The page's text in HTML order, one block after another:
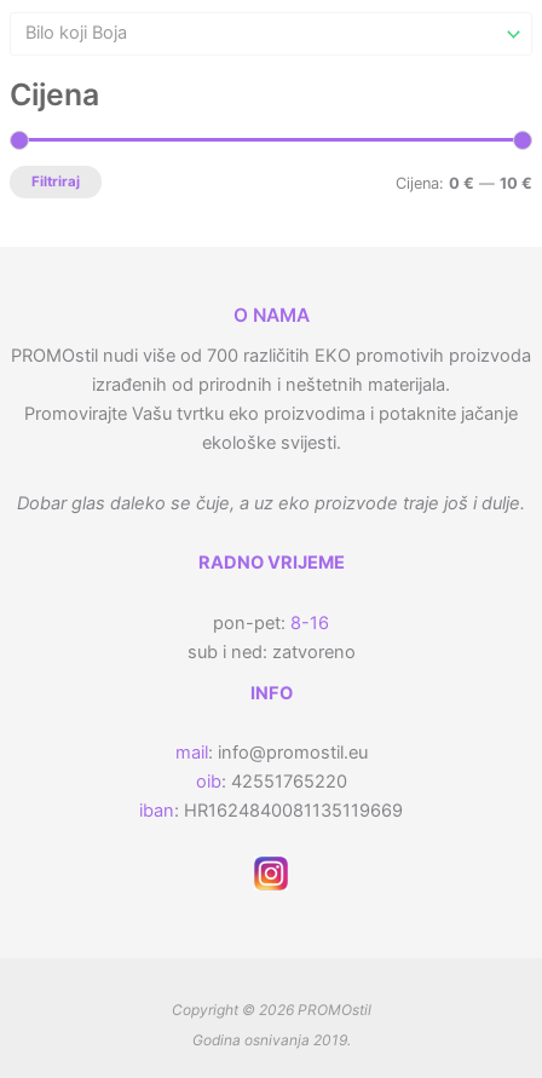
Bilo koji Boja
Cijena
Filtriraj Cijena:0 € —10 €
O NAMA
PROMOstil nudi više od 700 različitih EKO promotivih proizvoda
izrađenih od prirodnih i neštetnih materijala.
Promovirajte Vašu tvrtku eko proizvodima i potaknite jačanje
ekološke svijesti.
Dobar glas daleko se čuje, a uz eko proizvode traje još i dulje.
RADNO VRIJEME
pon-pet: 8-16
sub i ned: zatvoreno
INFO
mail: info@promostil.eu
oib: 42551765220
iban: HR1624840081135119669
Copyright © 2026 PROMOstil
Godina osnivanja 2019.